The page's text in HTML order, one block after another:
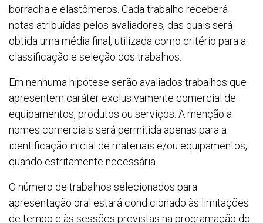
borracha e elastômeros. Cada trabalho receberá
notas atribuídas pelos avaliadores, das quais será
obtida uma média final, utilizada como critério para a
classificação e seleção dos trabalhos.
Em nenhuma hipótese serão avaliados trabalhos que
apresentem caráter exclusivamente comercial de
equipamentos, produtos ou serviços. A menção a
nomes comerciais será permitida apenas para a
identificação inicial de materiais e/ou equipamentos,
quando estritamente necessária.
O número de trabalhos selecionados para
apresentação oral estará condicionado às limitações
de tempo e às sessões previstas na programação do